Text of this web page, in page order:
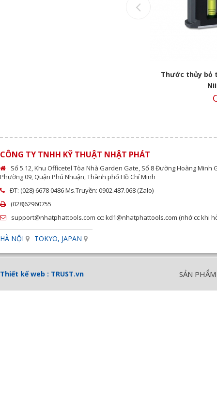
Previous
Thước thủy bỏ
CÔNG TY TNHH KỸ THUẬT NHẬT PHÁT
Số 5.12, Khu Officetel Tòa Nhà Garden Gate, Số 8 Đường Hoàng Minh
Phường 09, Quận Phú Nhuận, Thành phố Hồ Chí Minh
ĐT: (028) 6678 0486 Ms.Truyền: 0902.487.068 (Zalo)
(028)62960755
support@nhatphattools.com cc: kd1@nhatphattools.com (nhớ cc khi
HÀ NỘI TOKYO, JAPAN
Thiết kế web : TRUST.vn SẢN PHẨM